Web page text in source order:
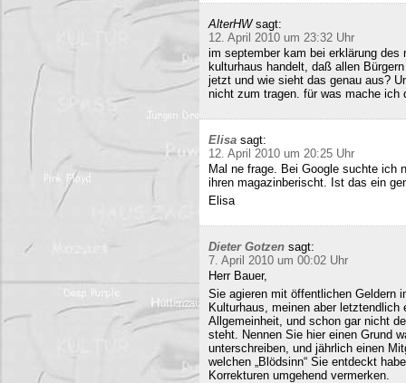
AlterHW sagt:
12. April 2010 um 23:32 Uhr
im september kam bei erklärung
kulturhaus handelt, daß allen
jetzt und wie sieht das genau aus?
nicht zum tragen. für was mache ich
Elisa sagt:
12. April 2010 um 20:25 Uhr
Mal ne frage. Bei Google suchte ich
ihren magazinberischt. Ist das ein
Elisa
Dieter Gotzen sagt:
7. April 2010 um 00:02 Uhr
Herr Bauer,
Sie agieren mit öffentlichen Geldern
Kulturhaus, meinen aber
Allgemeinheit, und schon gar nicht
steht. Nennen Sie hier einen Grund
unterschreiben, und jährlich einen
welchen „Blödsinn“ Sie entdeckt
Korrekturen umgehend vermerken.